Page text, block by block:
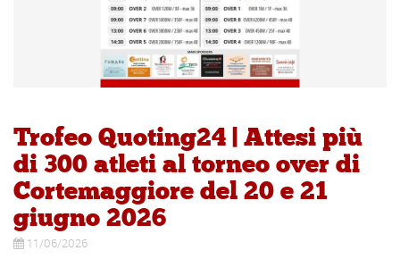
Trofeo Quoting24 | Attesi più
di 300 atleti al torneo over di
Cortemaggiore del 20 e 21
giugno 2026
11/06/2026